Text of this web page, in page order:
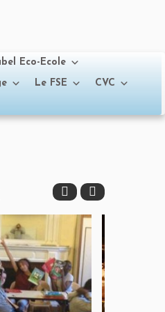
Eco-Ecole
Le FSE
CVC